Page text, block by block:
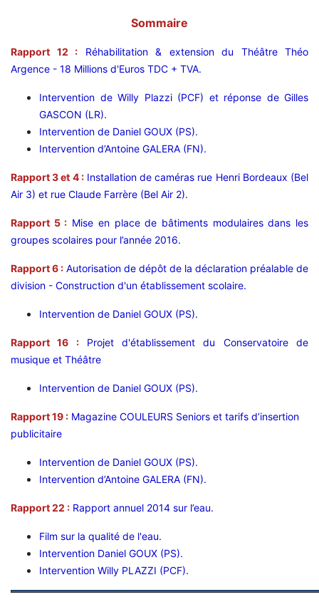
Sommaire
Rapport 12 :
Réhabilitation & extension du Théâtre Théo
Argence - 18 Millions d'Euros TDC + TVA.
Intervention de Willy Plazzi (PCF) et réponse de Gilles
GASCON (LR).
Intervention de Daniel GOUX (PS).
Intervention d’Antoine GALERA (FN).
Rapport 3 et 4 : Installation de caméras rue Henri Bordeaux (Bel
Air 3) et rue Claude Farrère (Bel Air 2).
Rapport 5 : Mise en place de bâtiments modulaires dans les
groupes scolaires pour l’année 2016.
Rapport 6 : Autorisation de dépôt de la déclaration préalable de
division - Construction d'un établissement scolaire.
Intervention de Daniel GOUX (PS).
Rapport 16 :
Projet d'établissement du Conservatoire de
musique et Théâtre
Intervention de Daniel GOUX (PS).
Rapport 19 : Magazine COULEURS Seniors et tarifs d’insertion
publicitaire
Intervention de Daniel GOUX (PS).
Intervention d’Antoine GALERA (FN).
Rapport 22 : Rapport annuel 2014 sur l’eau.
Film sur la qualité de l'eau.
Intervention Daniel GOUX (PS).
Intervention Willy PLAZZI (PCF).